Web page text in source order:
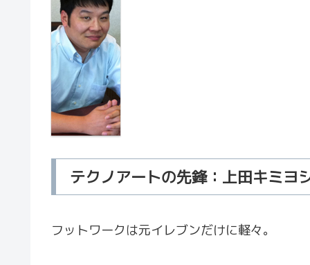
テクノアートの先鋒：上田キミヨ
フットワークは元イレブンだけに軽々。